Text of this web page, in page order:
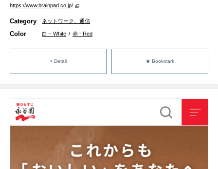
https://www.brainpad.co.jp/
Category ネットワーク、通信
Color 白 – White / 赤 - Red
> Detail ★ Bookmark